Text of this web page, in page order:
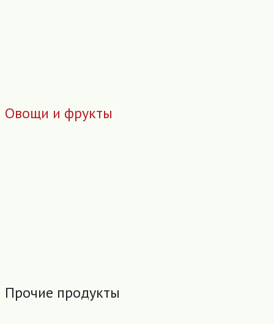
Овощи и фрукты
Прочие продукты